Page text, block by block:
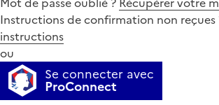
Instructions de confirmation non reçues
instructions
ou
Se connecter avec
ProConnect